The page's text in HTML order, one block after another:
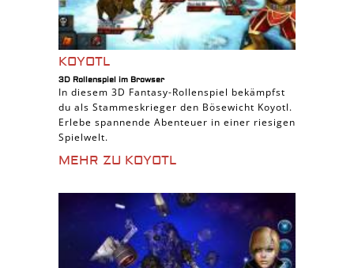
KOYOTL
3D Rollenspiel im Browser
In diesem 3D Fantasy-Rollenspiel bekämpfst
du als Stammeskrieger den Bösewicht Koyotl.
Erlebe spannende Abenteuer in einer riesigen
Spielwelt.
MEHR ZU KOYOTL